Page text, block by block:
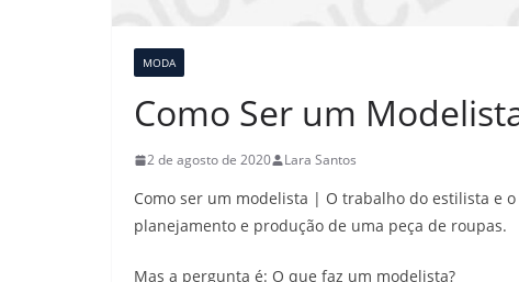
MODA
Como Ser um
2 de agosto de 2020 Lara Santos
Como ser um modelista | O trabalho do estilista e
planejamento e produção de uma peça de roupas.
Mas a pergunta é: O que faz um modelista?